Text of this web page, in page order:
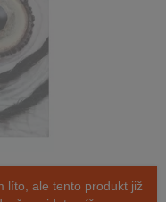
líto, ale tento produkt již